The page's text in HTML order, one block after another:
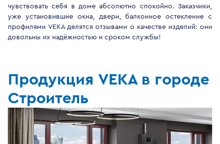
чувствовать себя в доме абсолютно спокойно. Заказчики,
уже установившие окна, двери, балконное остекление с
профилями VEKA делятся отзывами о качестве изделий: они
довольны их надёжностью и сроком службы!
Продукция VEKA в городе
Строитель